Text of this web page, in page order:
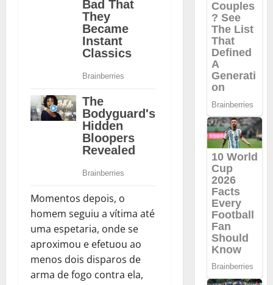
Momentos depois, o
homem seguiu a vítima até
uma espetaria, onde se
aproximou e efetuou ao
menos dois disparos de
arma de fogo contra ela,